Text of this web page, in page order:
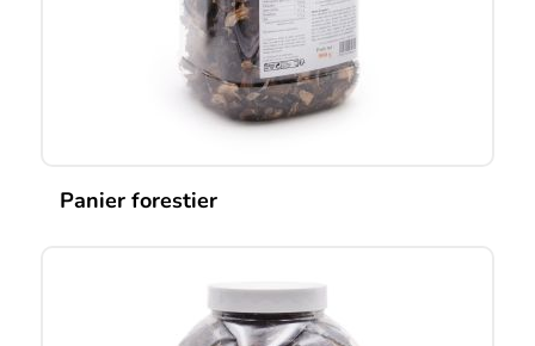
Panier forestier